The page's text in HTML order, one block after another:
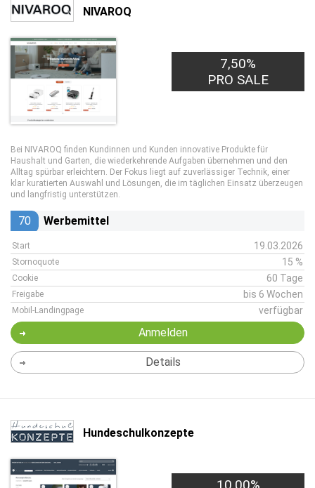
NIVAROQ
7,50%
PRO SALE
Bei NIVAROQ finden Kundinnen und Kunden innovative Produkte für
Haushalt und Garten, die wiederkehrende Aufgaben übernehmen und den
Alltag spürbar erleichtern. Der Fokus liegt auf zuverlässiger Technik, einer
klar kuratierten Auswahl und Lösungen, die im täglichen Einsatz überzeugen
und langfristig unterstützen.
70 Werbemittel
Start 19.03.2026
Stornoquote 15 %
Cookie 60 Tage
Freigabe bis 6 Wochen
Mobil-Landingpage verfügbar
Anmelden
Details
Hundeschulkonzepte